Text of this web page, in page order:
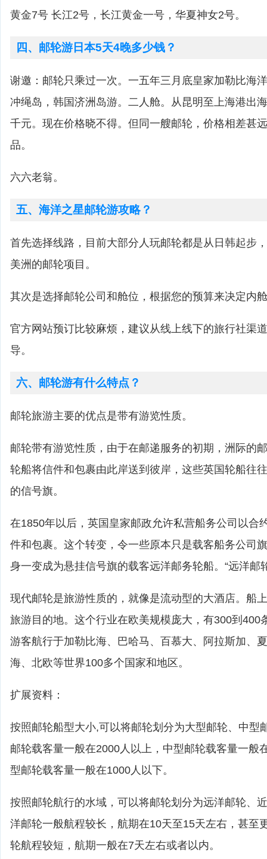
黄金7号 长江2号，长江黄金一号，华夏神女2号。
四、邮轮游日本5天4晚多少钱？
谢邀：邮轮只乘过一次。一五年三月底皇家加勒比海
冲绳岛，韩国济洲岛游。二人舱。从昆明至上海港出
千元。现在价格晓不得。但同一艘邮轮，价格相差甚
品。
六六老翁。
五、海洋之星邮轮游攻略？
首先选择线路，目前大部分人玩邮轮都是从日韩起步
美洲的邮轮项目。
其次是选择邮轮公司和舱位，根据您的预算来决定内
官方网站预订比较麻烦，建议从线上线下的旅行社渠
导。
六、邮轮游有什么特点？
邮轮旅游主要的优点是带有游览性质。
邮轮带有游览性质，由于在邮递服务的初期，洲际的
轮船将信件和包裹由此岸送到彼岸，这些英国轮船往
的信号旗。
在1850年以后，英国皇家邮政允许私营船务公司以合
件和包裹。这个转变，令一些原本只是载客船务公司
身一变成为悬挂信号旗的载客远洋邮务轮船。“远洋邮
现代邮轮是旅游性质的，就像是流动型的大酒店。船
旅游目的地。这个行业在欧美规模庞大，有300到400
游客航行于加勒比海、巴哈马、百慕大、阿拉斯加、
海、北欧等世界100多个国家和地区。
扩展资料：
按照邮轮船型大小,可以将邮轮划分为大型邮轮、中型
邮轮载客量一般在2000人以上，中型邮轮载客量一般
型邮轮载客量一般在1000人以下。
按照邮轮航行的水域，可以将邮轮划分为远洋邮轮、
洋邮轮一般航程较长，航期在10天至15天左右，甚至
轮航程较短，航期一般在7天左右或者以内。